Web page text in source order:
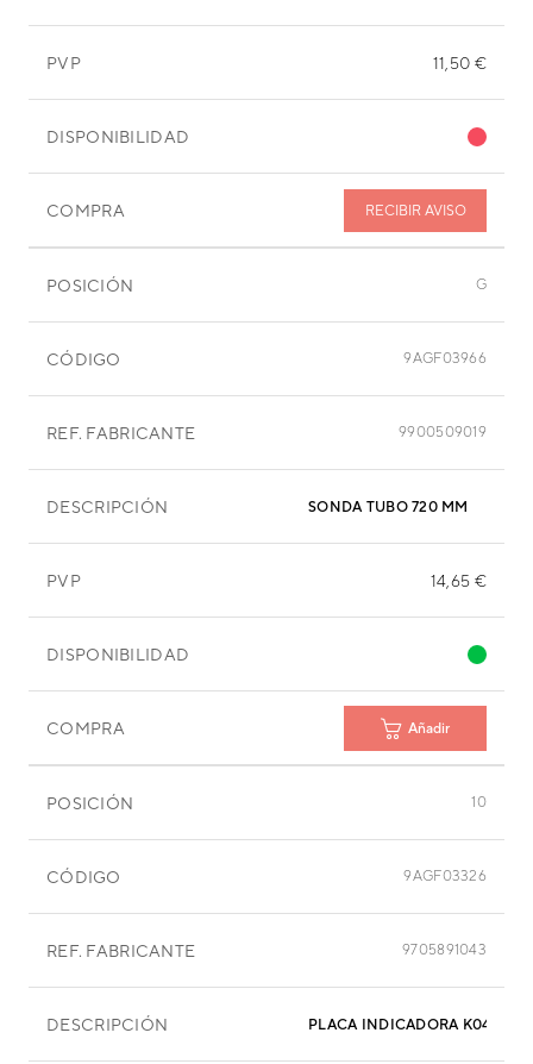
PVP 11,50 €
DISPONIBILIDAD
COMPRA RECIBIR AVISO
POSICIÓN G
CÓDIGO 9AGF03966
REF. FABRICANTE 9900509019
DESCRIPCIÓN SONDA TUBO 720 MM
PVP 14,65 €
DISPONIBILIDAD
COMPRA Añadir
POSICIÓN 10
CÓDIGO 9AGF03326
REF. FABRICANTE 9705891043
DESCRIPCIÓN PLACA INDICADORA K04GN-